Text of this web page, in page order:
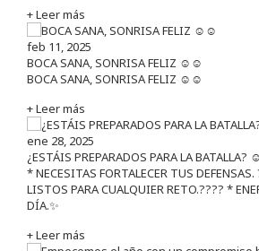
+ Leer más
feb 11, 2025
BOCA SANA, SONRISA FELIZ ☺️☺️
BOCA SANA, SONRISA FELIZ ☺️☺️
+ Leer más
ene 28, 2025
¿ESTÁIS PREPARADOS PARA LA
* NECESITAS FORTALECER TUS
LISTOS PARA CUALQUIER RETO.???? *
DÍA.✨
+ Leer más